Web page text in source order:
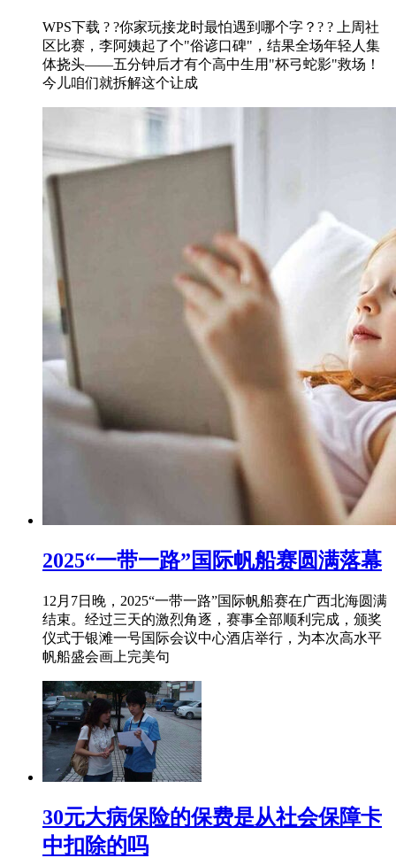
WPS下载 ? ?你家玩接龙时最怕遇到哪个字？? ? 上周社
区比赛，李阿姨起了个"俗谚口碑"，结果全场年轻人集
体挠头——五分钟后才有个高中生用"杯弓蛇影"救场！
今儿咱们就拆解这个让成
2025“一带一路”国际帆船赛圆满落幕
12月7日晚，2025“一带一路”国际帆船赛在广西北海圆满
结束。经过三天的激烈角逐，赛事全部顺利完成，颁奖
仪式于银滩一号国际会议中心酒店举行，为本次高水平
帆船盛会画上完美句
30元大病保险的保费是从社会保障卡
中扣除的吗